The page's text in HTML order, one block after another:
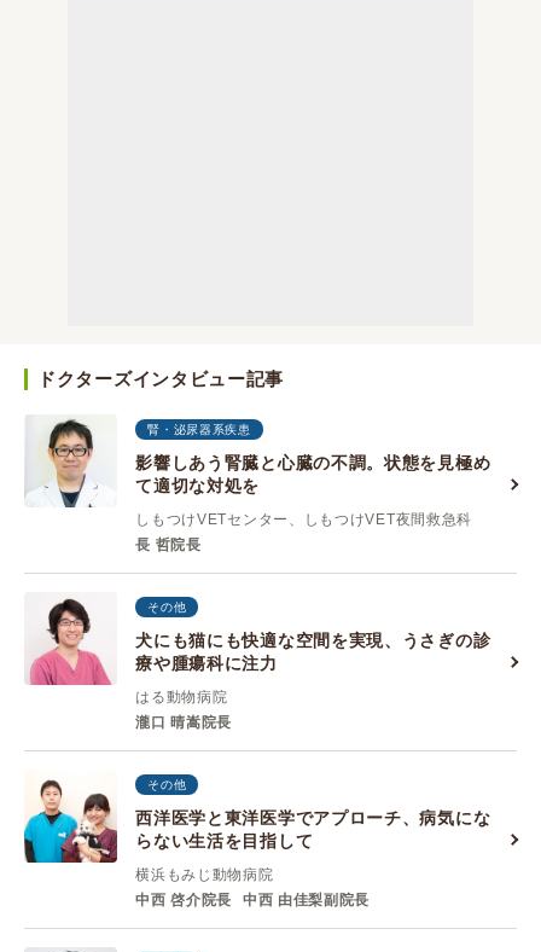
ドクターズインタビュー記事
腎・泌尿器系疾患
影響しあう腎臓と心臓の不調。状態を見極め
て適切な対処を
しもつけVETセンター、しもつけVET夜間救急科
長 哲院長
その他
犬にも猫にも快適な空間を実現、うさぎの診
療や腫瘍科に注力
はる動物病院
瀧口 晴嵩院長
その他
西洋医学と東洋医学でアプローチ、病気にな
らない生活を目指して
横浜もみじ動物病院
中西 啓介院長
中西 由佳梨副院長